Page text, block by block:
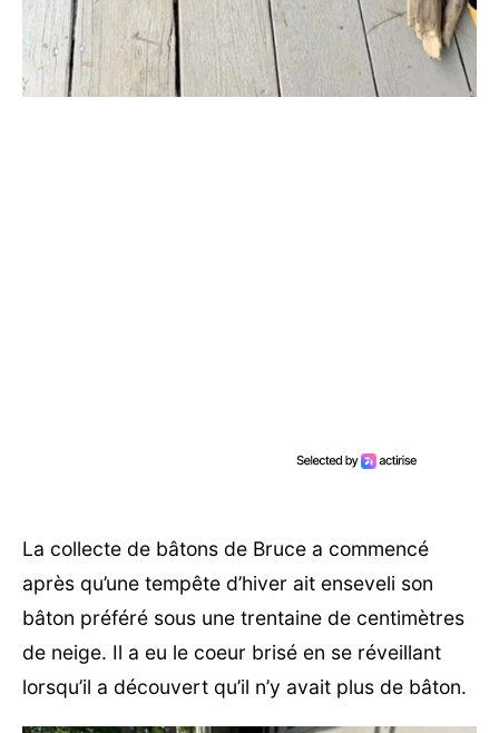
La collecte de bâtons de Bruce a commencé
après qu’une tempête d’hiver ait enseveli son
bâton préféré sous une trentaine de centimètres
de neige. Il a eu le coeur brisé en se réveillant
lorsqu’il a découvert qu’il n’y avait plus de bâton.